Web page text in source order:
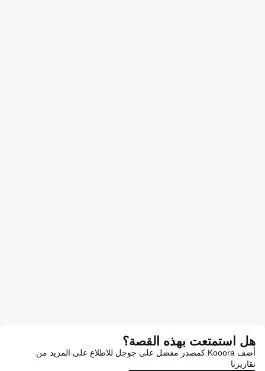
هل استمتعت بهذه القصة؟
أضف Kooora كمصدر مفضل على جوجل للاطلاع على المزيد من
تقاريرنا